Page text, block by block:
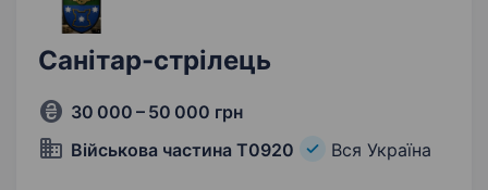
Санітар-стрілець
30 000 – 50 000 грн
Військова частина Т0920
Вся Україна